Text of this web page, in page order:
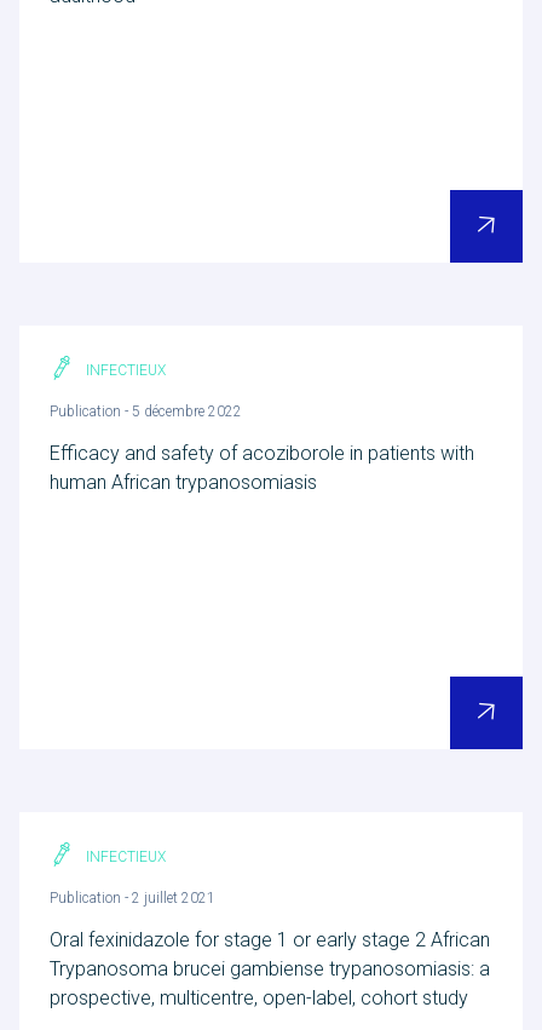
INFECTIEUX
Publication - 5 décembre 2022
Efficacy and safety of acoziborole in patients with
human African trypanosomiasis
INFECTIEUX
Publication - 2 juillet 2021
Oral fexinidazole for stage 1 or early stage 2 African
Trypanosoma brucei gambiense trypanosomiasis: a
prospective, multicentre, open-label, cohort study